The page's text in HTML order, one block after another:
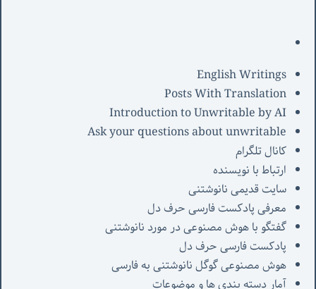
English Writings
Posts With Translation
Introduction to Unwritable by AI
Ask your questions about unwritable
کانال تلگرام
ارتباط با نویسنده
سایت قدیمی نانوشتنی
معرفی پادکست فارسی حرف دل
گفتگو با هوش مصنوعی در مورد نانوشتنی
پادکست فارسی حرف دل
هوش مصنوعی گوگل نانوشتنی به فارسی
آمار دسته بندی ها و موضوعات